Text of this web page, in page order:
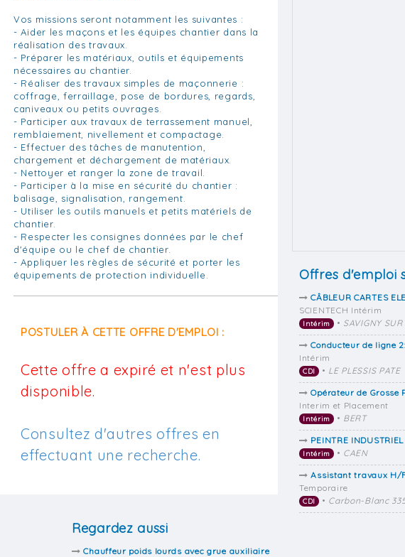
Vos missions seront notamment les suivantes :
- Aider les maçons et les équipes chantier dans la
réalisation des travaux.
- Préparer les matériaux, outils et équipements
nécessaires au chantier.
- Réaliser des travaux simples de maçonnerie :
coffrage, ferraillage, pose de bordures, regards,
caniveaux ou petits ouvrages.
- Participer aux travaux de terrassement manuel,
remblaiement, nivellement et compactage.
- Effectuer des tâches de manutention,
chargement et déchargement de matériaux.
- Nettoyer et ranger la zone de travail.
- Participer à la mise en sécurité du chantier :
balisage, signalisation, rangement.
- Utiliser les outils manuels et petits matériels de
chantier.
- Respecter les consignes données par le chef
d'équipe ou le chef de chantier.
- Appliquer les règles de sécurité et porter les
équipements de protection individuelle.
POSTULER À CETTE OFFRE D'EMPLOI :
Cette offre a expiré et n'est plus
disponible.
Consultez d'autres offres en
effectuant une recherche.
Offres d'emploi
CÂBLEUR CARTES
SCIENTECH Intérim
Intérim • SAVIGNY SUR
Conducteur de ligne
Intérim
CDI • LE PLESSIS PATE
Opérateur de Grosse
Interim et Placement
Intérim • BERT
PEINTRE
Intérim • CAEN
Assistant travaux H/
Temporaire
CDI • Carbon-Blanc
Regardez aussi
Chauffeur poids lourds avec grue auxiliaire